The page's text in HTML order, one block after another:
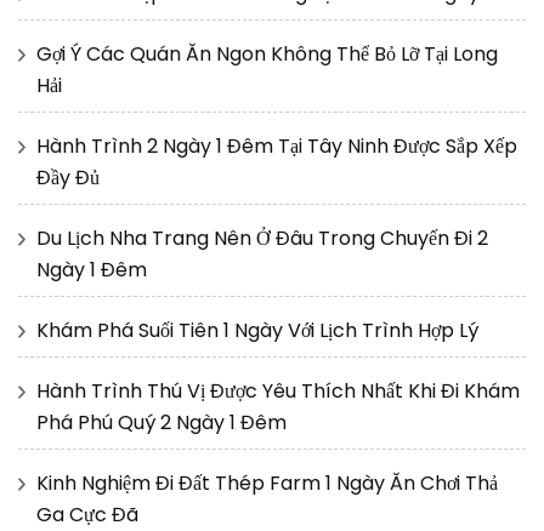
Gợi Ý Các Quán Ăn Ngon Không Thể Bỏ Lỡ Tại Long
Hải
Hành Trình 2 Ngày 1 Đêm Tại Tây Ninh Được Sắp Xếp
Đầy Đủ
Du Lịch Nha Trang Nên Ở Đâu Trong Chuyến Đi 2
Ngày 1 Đêm
Khám Phá Suối Tiên 1 Ngày Với Lịch Trình Hợp Lý
Hành Trình Thú Vị Được Yêu Thích Nhất Khi Đi Khám
Phá Phú Quý 2 Ngày 1 Đêm
Kinh Nghiệm Đi Đất Thép Farm 1 Ngày Ăn Chơi Thả
Ga Cực Đã